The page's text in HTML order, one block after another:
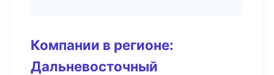
Компании в регионе:
Дальневосточный